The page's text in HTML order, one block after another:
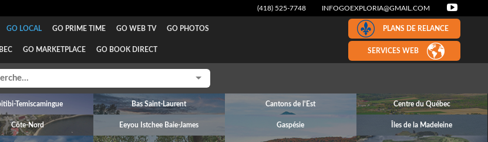
(418) 525-7748 INFOGOEXPLORIA@GMAIL.COM
GO LOCAL GO PRIME TIME GO WEB TV GO PHOTOS
GO MARKETPLACE GO BOOK DIRECT
PLANS DE RELANCE
SERVICES WEB
Temiscamingue Bas Saint-Laurent Cantons de l'Est Centre du Québec
Côte-Nord Eeyou Istchee Baie-James Gaspésie Îles de la Madeleine